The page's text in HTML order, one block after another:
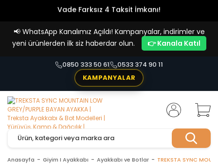
Vade Farksız 4 Taksit İmkanı!
📢 WhatsApp Kanalımız Açıldı! Kampanyalar, indirimler ve
yeni ürünlerden ilk siz haberdar olun.
👉 Kanala Katıl
0850 333 50 61
0533 374 90 11
KAMPANYALAR
Anasayfa Giyim I Ayakkabı Ayakkabı ve Botlar TREKSTA SYNC